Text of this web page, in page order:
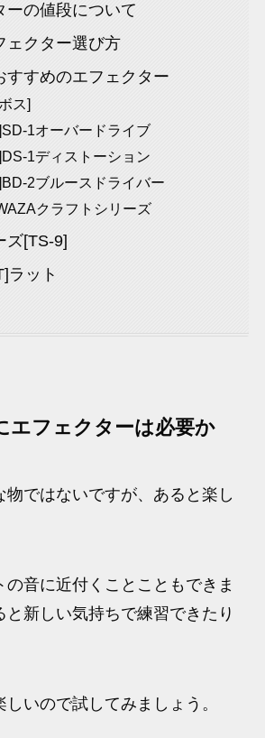
ーの値段について
ェクター選び方
すすめのエフェクター
ス]
1オーバードライブ
1ディストーション
2ブルースドライバー
クラフトシリーズ
ズ[TS-9]
ラット
エフェクターは必要か
物ではないですが、あると楽し
音に近付くことこともできま
新しい気持ちで練習できたり
いので試してみましょう。